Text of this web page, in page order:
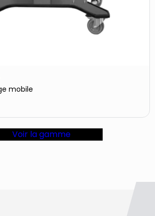
mobile
Voir la gamme